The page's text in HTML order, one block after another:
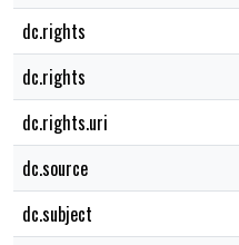
dc.rights
dc.rights
dc.rights.uri
dc.source
dc.subject